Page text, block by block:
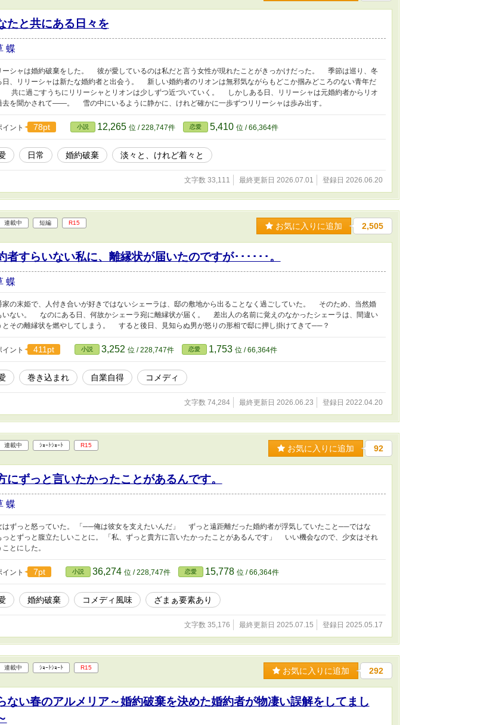
たと共にある日々を
蝶
シャは婚約破棄をした。 彼が愛しているのは私だと言う女性が現れたことがきっかけだった。 季節は巡り、冬
日、リリーシャは新たな婚約者と出会う。 新しい婚約者のリオンは無邪気ながらもどこか掴みどころのない青年だ
共に過ごすうちにリリーシャとリオンは少しずつ近づいていく。 しかしある日、リリーシャは元婚約者からリオ
去を聞かされて――。 雪の中にいるように静かに、けれど確かに一歩ずつリリーシャは歩み出す。
イント 78pt 小説 12,265 位 / 228,747件 恋愛 5,410 位 / 66,364件
日常 婚約破棄 淡々と、けれど着々と
文字数 33,111 最終更新日 2026.07.01 登録日 2026.06.20
連載中 短編 R15 お気に入りに追加 2,505
者すらいない私に、離縁状が届いたのですが･･････。
蝶
の末姫で、人付き合いが好きではないシェーラは、邸の敷地から出ることなく過ごしていた。 そのため、当然婚
いない。 なのにある日、何故かシェーラ宛に離縁状が届く。 差出人の名前に覚えのなかったシェーラは、間違い
とその離縁状を燃やしてしまう。 すると後日、見知らぬ男が怒りの形相で邸に押し掛けてきて──？
イント 411pt 小説 3,252 位 / 228,747件 恋愛 1,753 位 / 66,364件
巻き込まれ 自業自得 コメディ
文字数 74,284 最終更新日 2026.06.23 登録日 2022.04.20
連載中 ｼｮｰﾄｼｮｰﾄ R15 お気に入りに追加 92
にずっと言いたかったことがあるんです。
蝶
ずっと怒っていた。 「──俺は彼女を支えたいんだ」 ずっと遠距離だった婚約者が浮気していたこと──ではな
っとずっと腹立たしいことに。 「私、ずっと貴方に言いたかったことがあるんです」 いい機会なので、少女はそれ
とにした。
イント 7pt 小説 36,274 位 / 228,747件 恋愛 15,778 位 / 66,364件
婚約破棄 コメディ風味 ざまぁ要素あり
文字数 35,176 最終更新日 2025.07.15 登録日 2025.05.17
連載中 ｼｮｰﾄｼｮｰﾄ R15 お気に入りに追加 292
ない春のアルメリア～婚約破棄を決めた婚約者が物凄い誤解をしてまし